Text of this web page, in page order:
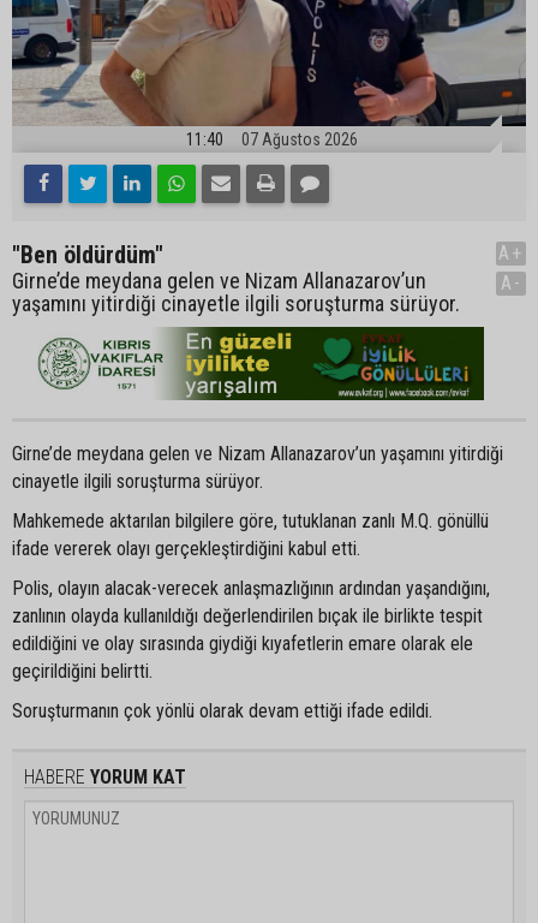
11:40 07 Ağustos 2026
"Ben öldürdüm"
Girne’de meydana gelen ve Nizam Allanazarov’un
yaşamını yitirdiği cinayetle ilgili soruşturma sürüyor.
A+
A-
Girne’de meydana gelen ve Nizam Allanazarov’un yaşamını yitirdiği
cinayetle ilgili soruşturma sürüyor.
Mahkemede aktarılan bilgilere göre, tutuklanan zanlı M.Q. gönüllü
ifade vererek olayı gerçekleştirdiğini kabul etti.
Polis, olayın alacak-verecek anlaşmazlığının ardından yaşandığını,
zanlının olayda kullanıldığı değerlendirilen bıçak ile birlikte tespit
edildiğini ve olay sırasında giydiği kıyafetlerin emare olarak ele
geçirildiğini belirtti.
Soruşturmanın çok yönlü olarak devam ettiği ifade edildi.
HABERE YORUM KAT